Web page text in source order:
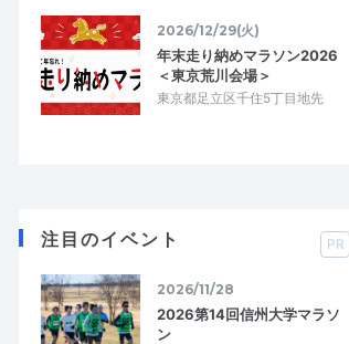
2026/12/29(火)
年末走り納めマラソン2026
＜東京荒川会場＞
東京都足立区千住5丁目地先
注目のイベント PR
2026/11/28
2026第14回信州大学マラソ
ン